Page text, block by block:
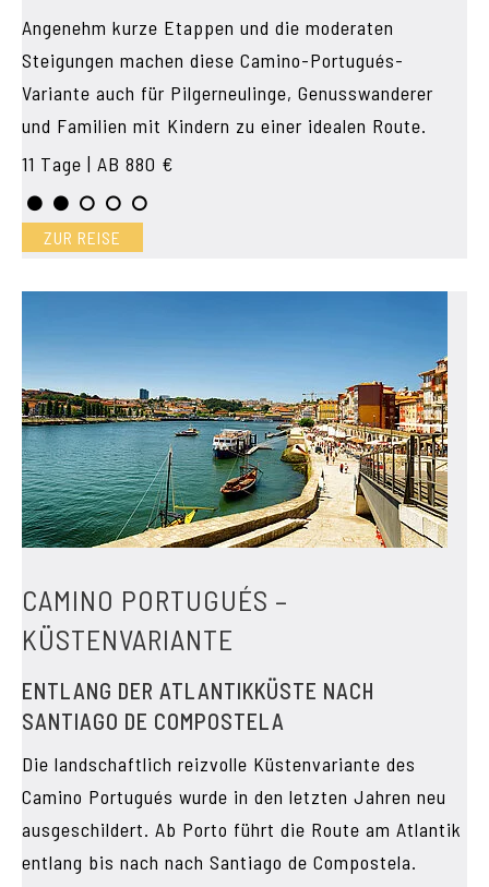
Angenehm kurze Etappen und die moderaten
Steigungen machen diese Camino-Portugués-
Variante auch für Pilgerneulinge, Genusswanderer
und Familien mit Kindern zu einer idealen Route.
11 Tage | AB 880 €
ZUR REISE
CAMINO PORTUGUÉS –
KÜSTENVARIANTE
ENTLANG DER ATLANTIKKÜSTE NACH
SANTIAGO DE COMPOSTELA
Die landschaftlich reizvolle Küstenvariante des
Camino Portugués wurde in den letzten Jahren neu
ausgeschildert. Ab Porto führt die Route am Atlantik
entlang bis nach nach Santiago de Compostela.